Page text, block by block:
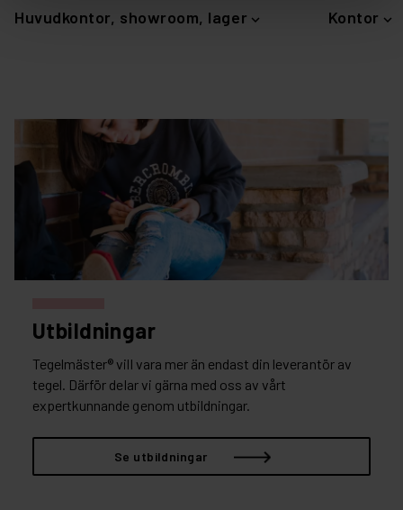
Huvudkontor, showroom, lager Kontor
Utbildningar
Tegelmäster® vill vara mer än endast din leverantör av
tegel. Därför delar vi gärna med oss av vårt
expertkunnande genom utbildningar.
Se utbildningar